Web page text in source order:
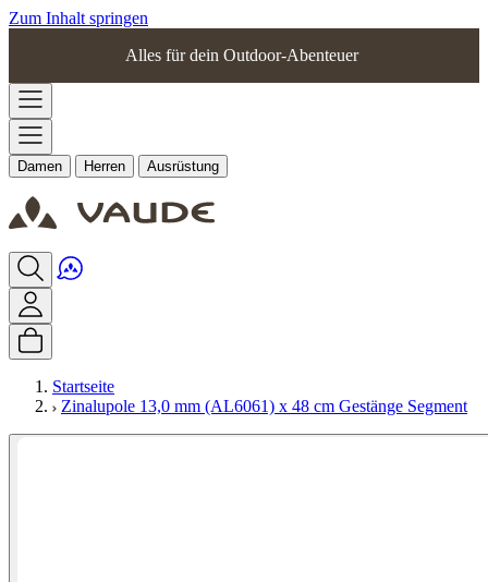
Zum Inhalt springen
Alles für dein Outdoor-Abenteuer
Damen Herren Ausrüstung
Startseite
Zinalupole 13,0 mm (AL6061) x 48 cm Gestänge Segment